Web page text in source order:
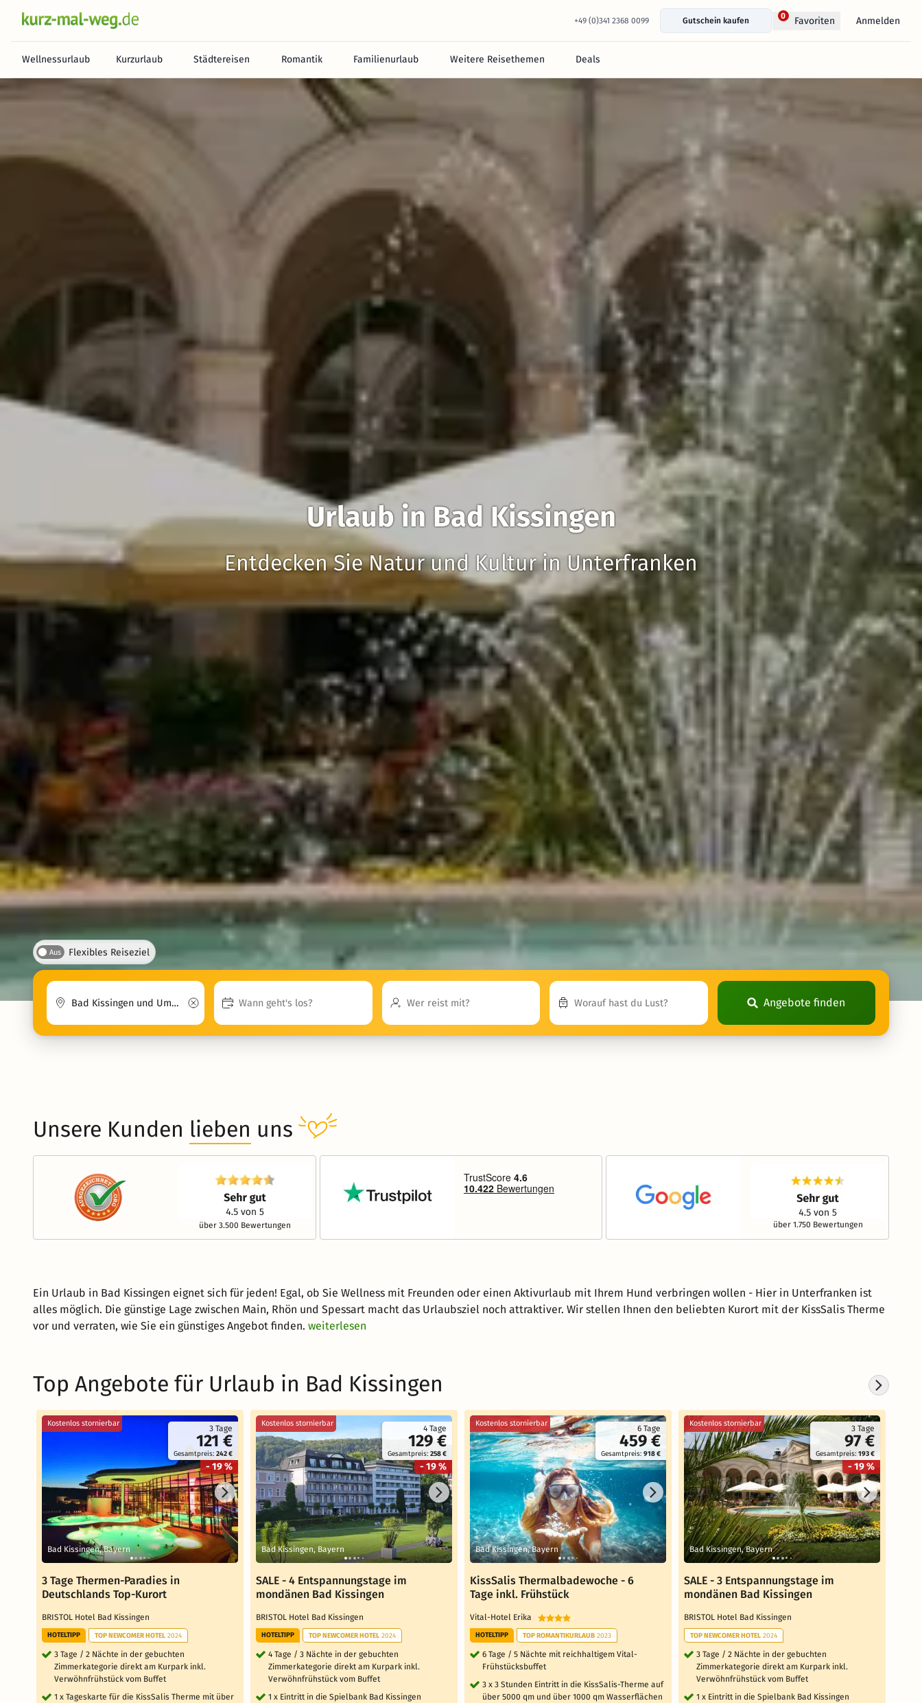
+49 (0)341 2368 0099 Gutschein kaufen
0 Favoriten Anmelden
Wellnessurlaub Kurzurlaub Städtereisen Romantik Familienurlaub Weitere Reisethemen Deals
Urlaub in Bad Kissingen
Entdecken Sie Natur und Kultur in Unterfranken
Aus Flexibles Reiseziel
Angebote finden
Unsere Kunden lieben uns
über 3.500 Bewertungen über 1.750 Bewertungen
Ein Urlaub in Bad Kissingen eignet sich für jeden! Egal, ob Sie Wellness mit Freunden oder einen Aktivurlaub mit Ihrem Hund verbringen wollen - Hier in Unterfranken ist
alles möglich. Die günstige Lage zwischen Main, Rhön und Spessart macht das Urlaubsziel noch attraktiver. Wir stellen Ihnen den beliebten Kurort mit der KissSalis Therme
vor und verraten, wie Sie ein günstiges Angebot finden. weiterlesen
Top Angebote für Urlaub in Bad Kissingen
3 Tage
121 €
Gesamtpreis: 242 €
- 19 %
Kostenlos stornierbar
Bad Kissingen, Bayern
3 Tage Thermen-Paradies in
Deutschlands Top-Kurort
BRISTOL Hotel Bad Kissingen
HOTELTIPP TOP NEWCOMER HOTEL 2024
3 Tage / 2 Nächte in der gebuchten
Zimmerkategorie direkt am Kurpark inkl.
Verwöhnfrühstück vom Buffet
1 x Tageskarte für die KissSalis Therme mit über
4 Tage
129 €
Gesamtpreis: 258 €
- 19 %
Kostenlos stornierbar
Bad Kissingen, Bayern
SALE - 4 Entspannungstage im
mondänen Bad Kissingen
BRISTOL Hotel Bad Kissingen
HOTELTIPP TOP NEWCOMER HOTEL 2024
4 Tage / 3 Nächte in der gebuchten
Zimmerkategorie direkt am Kurpark inkl.
Verwöhnfrühstück vom Buffet
1 x Eintritt in die Spielbank Bad Kissingen
6 Tage
459 €
Gesamtpreis: 918 €
Kostenlos stornierbar
Bad Kissingen, Bayern
KissSalis Thermalbadewoche - 6
Tage inkl. Frühstück
Vital-Hotel Erika
HOTELTIPP TOP ROMANTIKURLAUB 2023
6 Tage / 5 Nächte mit reichhaltigem Vital-
Frühstücksbuffet
3 x 3 Stunden Eintritt in die KissSalis-Therme auf
über 5000 qm und über 1000 qm Wasserflächen
3 Tage
97 €
Gesamtpreis: 193 €
- 19 %
Kostenlos stornierbar
Bad Kissingen, Bayern
SALE - 3 Entspannungstage im
mondänen Bad Kissingen
BRISTOL Hotel Bad Kissingen
TOP NEWCOMER HOTEL 2024
3 Tage / 2 Nächte in der gebuchten
Zimmerkategorie direkt am Kurpark inkl.
Verwöhnfrühstück vom Buffet
1 x Eintritt in die Spielbank Bad Kissingen